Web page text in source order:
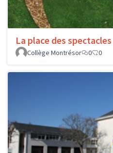
La place des spectacles
Collège Montrésor
0 0